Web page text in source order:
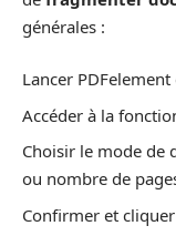
générales :
Lancer
Accéder à la
Choisir le mode de
ou nombre de
Confirmer et